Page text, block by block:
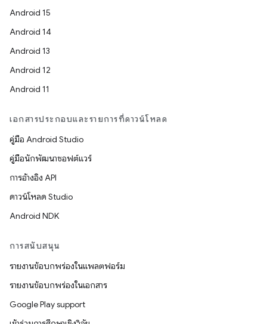
Android 15
Android 14
Android 13
Android 12
Android 11
เอกสารประกอบและรายการที่ดาวน์โหลด
คู่มือ Android Studio
คู่มือนักพัฒนาซอฟต์แวร์
การอ้างอิง API
ดาวน์โหลด Studio
Android NDK
การสนับสนุน
รายงานข้อบกพร่องในแพลตฟอร์ม
รายงานข้อบกพร่องในเอกสาร
Google Play support